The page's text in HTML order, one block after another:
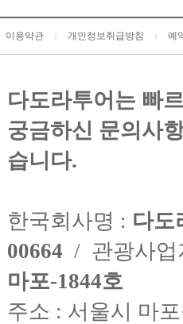
이용약관 개인정보취급방침 예
다도라투어는 빠
궁금하신 문의사
습니다.
한국회사명 : 다도
00664 / 관광사
마포-1844호
주소 : 서울시 마